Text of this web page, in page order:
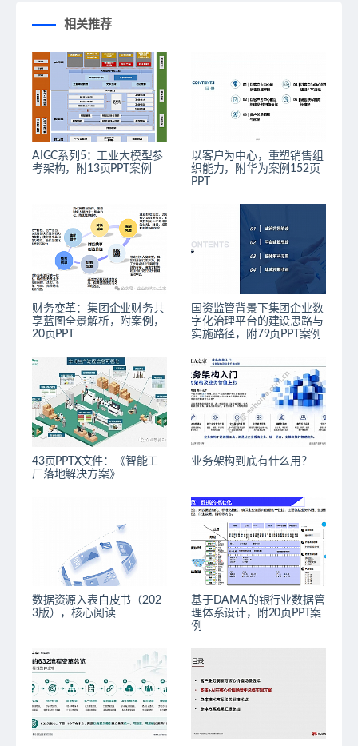
相关推荐
AIGC系列5：工业大模型参
考架构，附13页PPT案例
以客户为中心，重塑销售组
织能力，附华为案例152页
PPT
财务变革：集团企业财务共
享蓝图全景解析，附案例，
20页PPT
国资监管背景下集团企业数
字化治理平台的建设思路与
实施路径，附79页PPT案例
43页PPTX文件：《智能工
厂落地解决方案》
业务架构到底有什么用？
数据资源入表白皮书（202
3版），核心阅读
基于DAMA的银行业数据管
理体系设计，附20页PPT案
例